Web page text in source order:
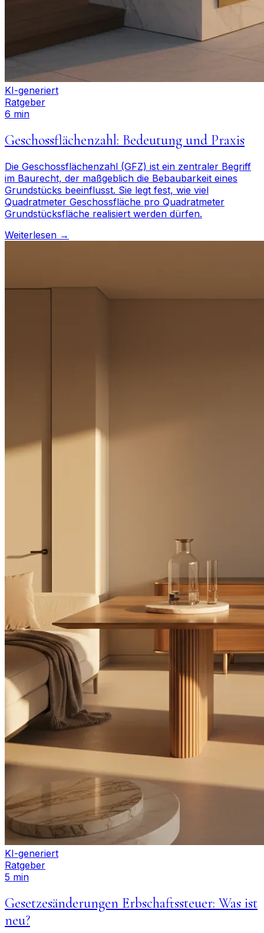
KI-generiert
Ratgeber
6 min
Geschossflächenzahl: Bedeutung und Praxis
Die Geschossflächenzahl (GFZ) ist ein zentraler Begriff
im Baurecht, der maßgeblich die Bebaubarkeit eines
Grundstücks beeinflusst. Sie legt fest, wie viel
Quadratmeter Geschossfläche pro Quadratmeter
Grundstücksfläche realisiert werden dürfen.
Weiterlesen →
KI-generiert
Ratgeber
5 min
Gesetzesänderungen Erbschaftssteuer: Was ist
neu?